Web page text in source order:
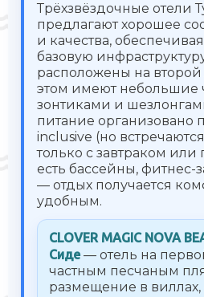
Трёхзвёздочные отели
предлагают хорошее
и качества,
базовую
расположены на
этом имеют небольшие
зонтиками и
питание организовано
inclusive (но
только с завтраком
есть бассейны, фитнес-
— отдых получается
удобным.
CLOVER MAGIC NOVA
Сиде— отель на
частным песчаным
размещение в